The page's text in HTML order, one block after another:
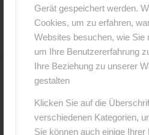
Gerät gespeichert werden.
Cookies, um zu erfahren,
Websites besuchen, wie Sie
um Ihre Benutzererfahrung
Ihre Beziehung zu unserer
gestalten
Klicken Sie auf die
verschiedenen Kategorien,
Sie können auch einige Ihrer
5. April 2018 / 0 Kommentare /